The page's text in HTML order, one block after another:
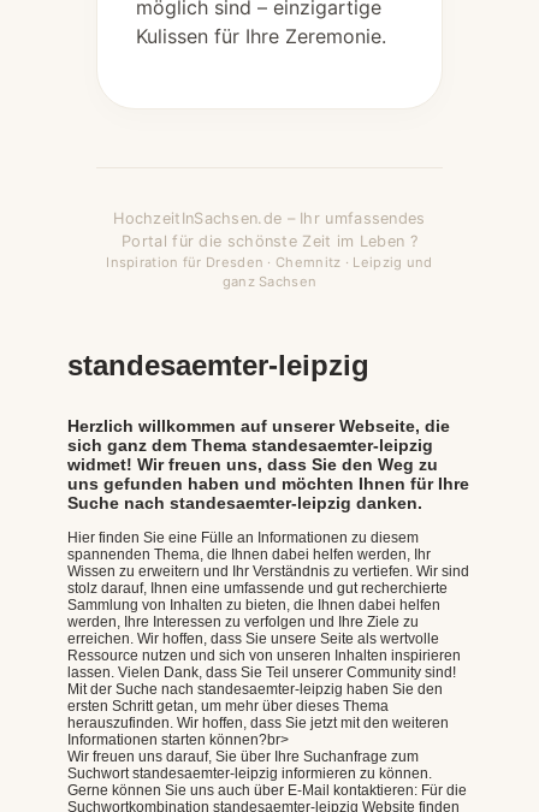
möglich sind – einzigartige
Kulissen für Ihre Zeremonie.
HochzeitInSachsen.de – Ihr umfassendes
Portal für die schönste Zeit im Leben ?
Inspiration für Dresden · Chemnitz · Leipzig und
ganz Sachsen
standesaemter-leipzig
Herzlich willkommen auf unserer Webseite, die
sich ganz dem Thema standesaemter-leipzig
widmet! Wir freuen uns, dass Sie den Weg zu
uns gefunden haben und möchten Ihnen für Ihre
Suche nach standesaemter-leipzig danken.
Hier finden Sie eine Fülle an Informationen zu diesem
spannenden Thema, die Ihnen dabei helfen werden, Ihr
Wissen zu erweitern und Ihr Verständnis zu vertiefen. Wir sind
stolz darauf, Ihnen eine umfassende und gut recherchierte
Sammlung von Inhalten zu bieten, die Ihnen dabei helfen
werden, Ihre Interessen zu verfolgen und Ihre Ziele zu
erreichen. Wir hoffen, dass Sie unsere Seite als wertvolle
Ressource nutzen und sich von unseren Inhalten inspirieren
lassen. Vielen Dank, dass Sie Teil unserer Community sind!
Mit der Suche nach standesaemter-leipzig haben Sie den
ersten Schritt getan, um mehr über dieses Thema
herauszufinden. Wir hoffen, dass Sie jetzt mit den weiteren
Informationen starten können?br>
Wir freuen uns darauf, Sie über Ihre Suchanfrage zum
Suchwort standesaemter-leipzig informieren zu können.
Gerne können Sie uns auch über E-Mail kontaktieren: Für die
Suchwortkombination standesaemter-leipzig Website finden